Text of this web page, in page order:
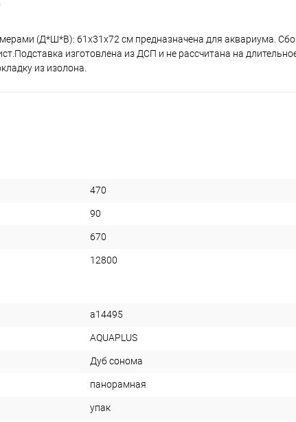
(Д*Ш*В): 61x31x72 см предназначена для аквариума.
изготовлена из ДСП и не рассчитана на
из изолона.
470
90
670
12800
a14495
AQUAPLUS
Дуб сонома
панорамная
упак